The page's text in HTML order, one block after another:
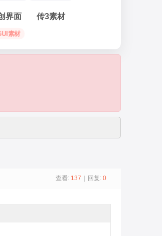
界面
素材
传3素材
查看: 137 回复: 0